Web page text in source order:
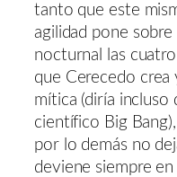
tanto que este
agilidad pone
nocturnal las cuatro
que Cerecedo crea
mítica (diría incluso
científico Big
por lo demás no
deviene siempre